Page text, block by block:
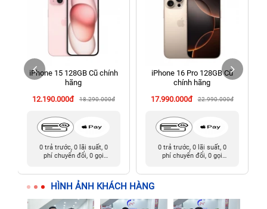
Đức Cũ)
70 Nguyễn An Ninh, Dĩ An, Hồ Chí Minh (Bình Dương Cũ)
24h Vũng Tàu: 162A Ba Cu, Vũng Tàu, Hồ Chí Minh (TP. Vũng
Tàu cũ)
198 Hoàng Văn Thụ, Tân Sơn Nhất, Hồ Chí Minh (Tân Bình
iPhone 15 128GB Cũ chính
hãng
12.190.000đ
18.290.000đ
0 trả trước, 0 lãi suất, 0
phí chuyển đổi, 0 gọi
iPhone 16 Pro 128GB Cũ
chính hãng
17.990.000đ
22.990.000đ
0 trả trước, 0 lãi suất, 0
phí chuyển đổi, 0 gọi
HÌNH ẢNH KHÁCH HÀNG